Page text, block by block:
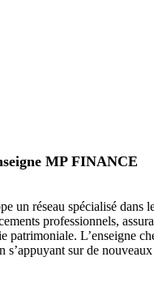
MP FINANCE
un réseau spécialisé dans
professionnels,
patrimoniale. L’enseigne
s’appuyant sur de